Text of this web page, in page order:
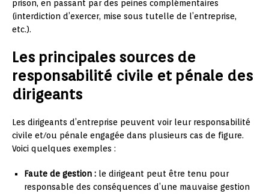
prison, en passant par des peines complémentaires
(interdiction d’exercer, mise sous tutelle de l’entreprise,
etc.).
Les principales sources de
responsabilité civile et pénale des
dirigeants
Les dirigeants d’entreprise peuvent voir leur responsabilité
civile et/ou pénale engagée dans plusieurs cas de figure.
Voici quelques exemples :
Faute de gestion : le dirigeant peut être tenu pour
responsable des conséquences d’une mauvaise gestion